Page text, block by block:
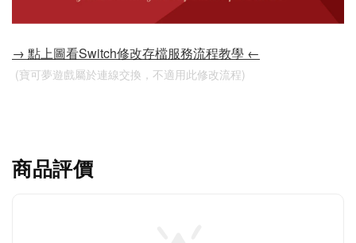
→ 點上圖看Switch修改存檔服務流程教學 ←
(寶可夢遊戲屬於連線交換，不適用此修改流程)
商品評價